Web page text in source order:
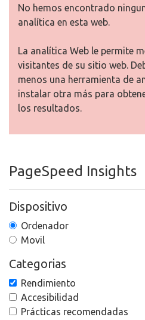
No hemos encontrado
analítica en esta web.
La analítica Web le permite
visitantes de su sitio web.
menos una herramienta de
instalar otra más para
los resultados.
PageSpeed Insights
Dispositivo
Ordenador
Movil
Categorias
Rendimiento
Accesibilidad
Prácticas recomendadas